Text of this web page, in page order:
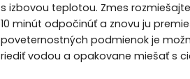
s izbovou teplotou. Zmes
10 minút odpočinúť a znovu ju
poveternostných podmienok je
riediť vodou a opakovane miešať s